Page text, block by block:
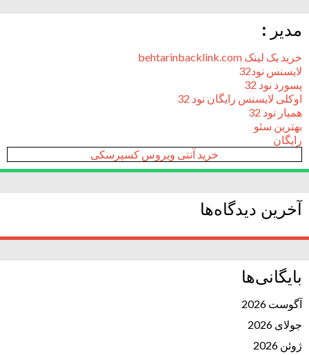
مدیر :
خرید بک لینک behtarinbacklink.com
لایسنس نود32
پسورد نود 32
اوکلی لایسنس رایگان نود 32
همیار نود 32
بهترین سئو
رایگان
خرید آنتی ویروس کسپرسکی
آخرین دیدگاه‌ها
بایگانی‌ها
آگوست 2026
جولای 2026
ژوئن 2026